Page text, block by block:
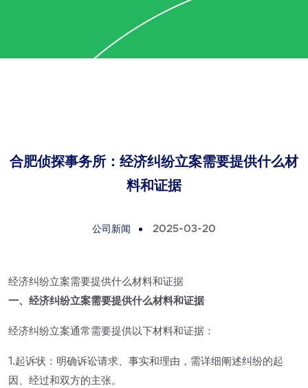
合肥侦探事务所：经济纠纷立案需要提供什么材
料和证据
公司新闻 2025-03-20
经济纠纷立案需要提供什么材料和证据
一、经济纠纷立案需要提供什么材料和证据
经济纠纷立案通常需要提供以下材料和证据：
1.起诉状：明确诉讼请求、事实和理由，需详细阐述纠纷的起
因、经过和双方的主张。